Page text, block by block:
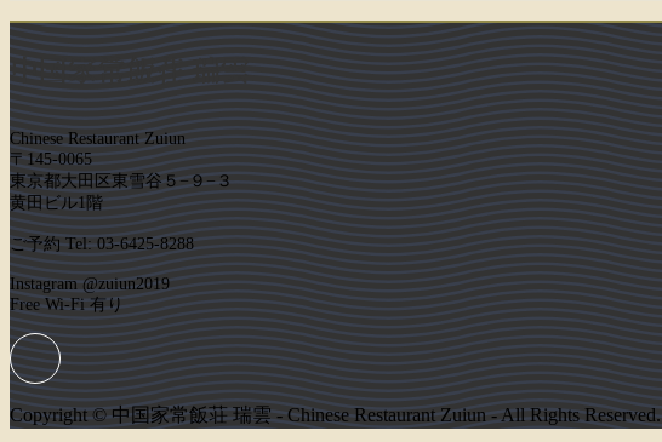
中国家常飯荘 瑞雲
Chinese Restaurant Zuiun
〒145-0065
東京都大田区東雪谷５−９−３
黄田ビル1階
ご予約 Tel: 03-6425-8288
Instagram @zuiun2019
Free Wi-Fi 有り
Copyright © 中国家常飯荘 瑞雲 - Chinese Restaurant Zuiun - All Rights Reserved.